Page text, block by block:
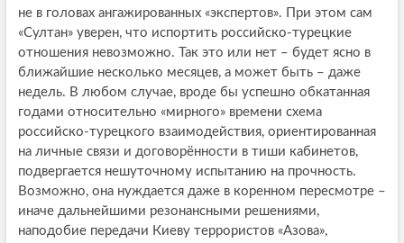
не в головах ангажированных «экспертов». При этом сам
«Султан» уверен, что испортить российско-турецкие
отношения невозможно. Так это или нет – будет ясно в
ближайшие несколько месяцев, а может быть – даже
недель. В любом случае, вроде бы успешно обкатанная
годами относительно «мирного» времени схема
российско-турецкого взаимодействия, ориентированная
на личные связи и договорённости в тиши кабинетов,
подвергается нешуточному испытанию на прочность.
Возможно, она нуждается даже в коренном пересмотре –
иначе дальнейшими резонансными решениями,
наподобие передачи Киеву террористов «Азова»,